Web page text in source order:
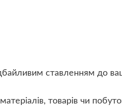
ставленням до
товарів чи